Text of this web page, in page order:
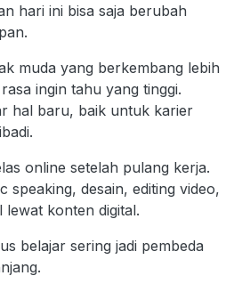
hari ini bisa saja berubah
muda yang berkembang lebih
ingin tahu yang tinggi.
hal baru, baik untuk karier
online setelah pulang kerja.
speaking, desain, editing video,
lewat konten digital.
belajar sering jadi pembeda